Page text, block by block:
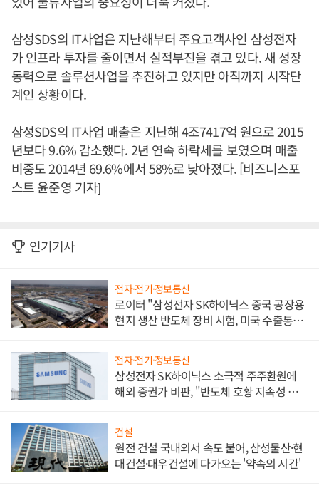
삼성SDS의 IT사업은 지난해부터 주요고객사인 삼성전자
가 인프라 투자를 줄이면서 실적부진을 겪고 있다. 새 성장
동력으로 솔루션사업을 추진하고 있지만 아직까지 시작단
계인 상황이다.
삼성SDS의 IT사업 매출은 지난해 4조7417억 원으로 2015
년보다 9.6% 감소했다. 2년 연속 하락세를 보였으며 매출
비중도 2014년 69.6%에서 58%로 낮아졌다. [비즈니스포
스트 윤준영 기자]
인기기사
전자·전기·정보통신
로이터 "삼성전자 SK하이닉스 중국 공장용
현지 생산 반도체 장비 시험, 미국 수출통제
전자·전기·정보통신
삼성전자 SK하이닉스 소극적 주주환원에
해외 증권가 비판, "반도체 호황 지속성 의
건설
원전 건설 국내외서 속도 붙어, 삼성물산·현
대건설·대우건설에 다가오는 '약속의 시간'